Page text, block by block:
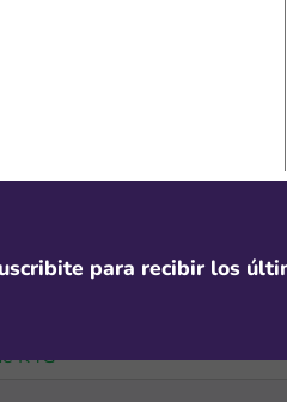
DHgate
K4G
para recibir los